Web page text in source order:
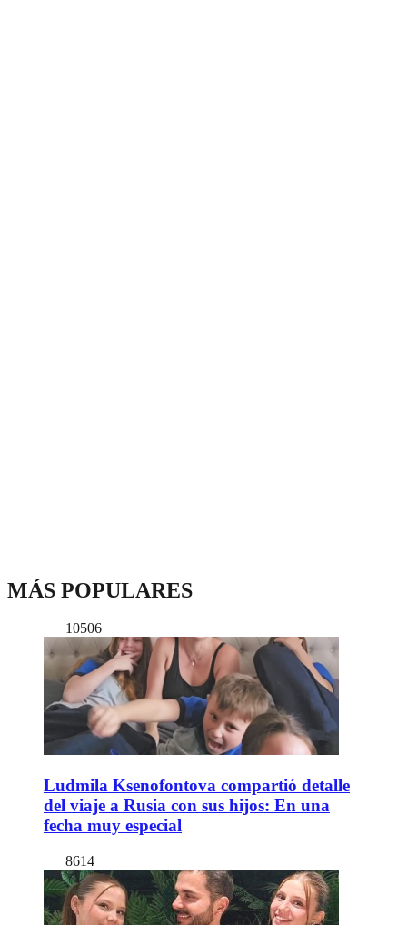
MÁS POPULARES
10506
Ludmila Ksenofontova compartió detalle
del viaje a Rusia con sus hijos: En una
fecha muy especial
8614